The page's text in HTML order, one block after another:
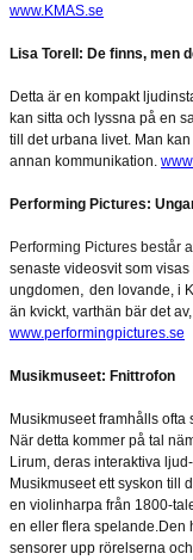
www.KMAS.se
Lisa Torell: De finns, men
Detta är en kompakt
kan sitta och lyssna på en
till det urbana livet. Man
annan kommunikation.
Performing Pictures:
Performing Pictures består
senaste videosvit som
ungdomen, den lovande, i
än kvickt, varthän bär det
www.performingpictures.se
Musikmuseet: Fnittrofon
Musikmuseet framhålls
När detta kommer på tal
Lirum, deras interaktiva
Musikmuseet ett syskon till
en violinharpa från 1800-
en eller flera spelande.Den
sensorer upp rörelserna